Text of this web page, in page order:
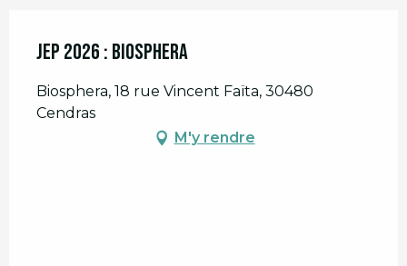
JEP 2026 : Biosphera
Biosphera, 18 rue Vincent Faïta, 30480
Cendras
M'y rendre